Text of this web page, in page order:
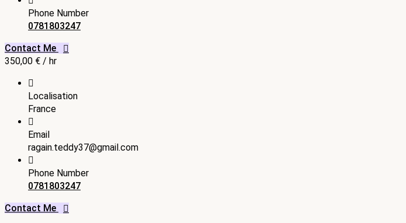
Phone Number
0781803247
Contact Me
350,00 € / hr
Localisation
France
Email
ragain.teddy37@gmail.com
Phone Number
0781803247
Contact Me